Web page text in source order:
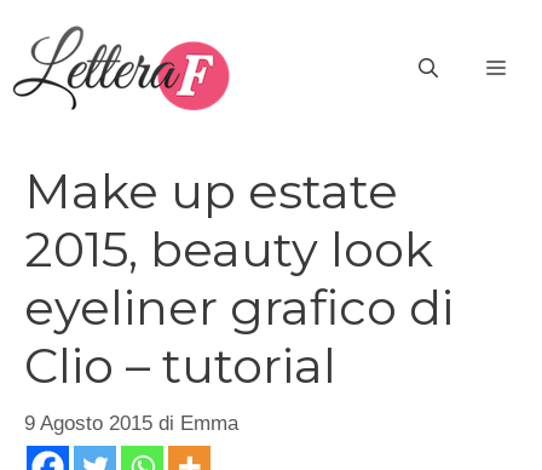
contenuto
Make up estate
2015, beauty look
eyeliner grafico di
Clio – tutorial
9 Agosto 2015 di Emma